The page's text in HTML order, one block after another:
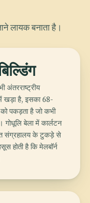
लायक बनाता है।
अंतरराष्ट्रीय
खड़ा है, इसका 68-
पकड़ता है जो कभी
बेला में कार्लटन
संग्रहालय के टुकड़े से
होती है कि मेलबॉर्न